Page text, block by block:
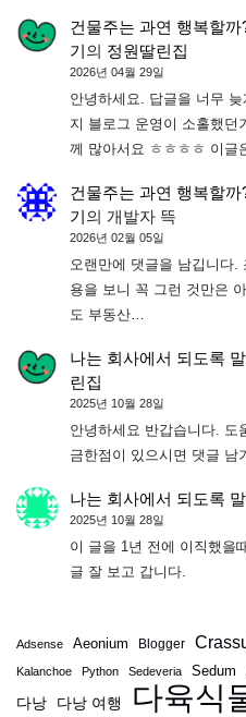
건물주는 과연 행복할까
기의 정원딸린집
2026년 04월 29일
안녕하세요. 답글을 너무
지 블로그 운영이 소홀했던
께 많아서요 ㅎㅎㅎㅎ 이글
건물주는 과연 행복할까
기의 개발자 뜩
2026년 02월 05일
오랜만에 댓글을 남깁니다.
용을 보니 꼭 그런 것만은
도 부동산…
나는 회사에서 되도록
린집
2025년 10월 28일
안녕하세요 반갑습니다. 도
금한점이 있으시면 댓글 남
나는 회사에서 되도록
2025년 10월 28일
이 글을 1년 전에 이직했을
글 잘 보고 갑니다.
Adsense Aeonium Blogger
Kalanchoe Python Sedeveria Sedum
다낭 다낭 여행 다육식